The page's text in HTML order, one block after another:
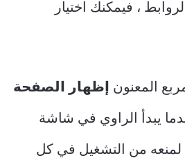
، فيمكنك اختيار
إظهار الصفحة
يبدأ الراوي في شاشة
لمنعه من التشغيل في كل